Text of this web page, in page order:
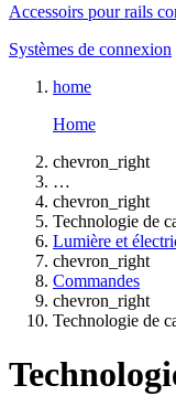
Accessoirs pour rails
Systèmes de connexion
home
Home
chevron_right
…
chevron_right
Technologie de
Lumière et
chevron_right
Commandes
chevron_right
Technologie de